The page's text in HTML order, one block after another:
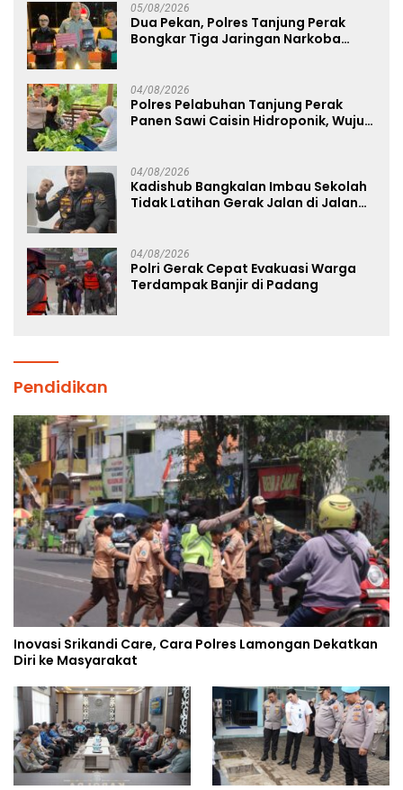
05/08/2026
Dua Pekan, Polres Tanjung Perak
Bongkar Tiga Jaringan Narkoba
04/08/2026
Polres Pelabuhan Tanjung Perak
Panen Sawi Caisin Hidroponik, Wujud
04/08/2026
Kadishub Bangkalan Imbau Sekolah
Tidak Latihan Gerak Jalan di Jalan
04/08/2026
Polri Gerak Cepat Evakuasi Warga
Terdampak Banjir di Padang
Pendidikan
Inovasi Srikandi Care, Cara Polres Lamongan Dekatkan
Diri ke Masyarakat